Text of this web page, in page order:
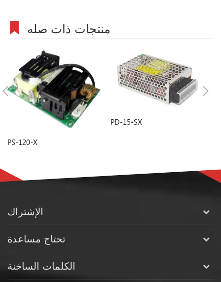
منتجات ذات صله
PS-120-X
PD-15-SX
الإشتراك
تحتاج مساعدة
الكلمات الساخنة